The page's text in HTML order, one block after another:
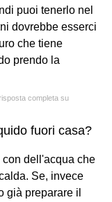
puoi tenerlo nel
dovrebbe esserci
che tiene
prendo la
completa su
fuori casa?
con dell'acqua che
Se, invece
già preparare il